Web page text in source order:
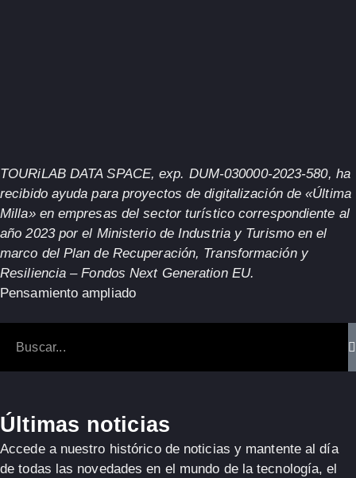
TOURiLAB DATA SPACE, exp. DUM-030000-2023-580, ha
recibido ayuda para proyectos de digitalización de «Última
Milla» en empresas del sector turístico correspondiente al
año 2023 por el Ministerio de Industria y Turismo en el
marco del Plan de Recuperación, Transformación y
Resiliencia – Fondos Next Generation EU.
Pensamiento ampliado
Últimas noticias
Accede a nuestro histórico de noticias y mantente al día
de todas las novedades en el mundo de la tecnología, el